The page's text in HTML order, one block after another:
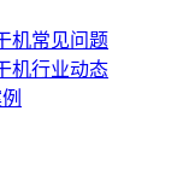
机常见问题
机行业动态